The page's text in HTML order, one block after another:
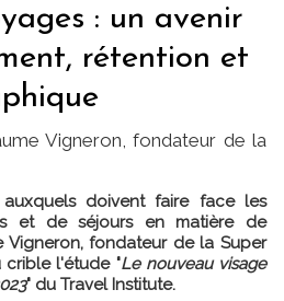
: un avenir
rétention et
Vigneron, fondateur de la
doivent faire face les
et de séjours en matière de
Vigneron, fondateur de la Super
crible l'étude "Le nouveau visage
" du Travel Institute.